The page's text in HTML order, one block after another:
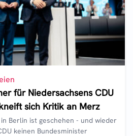
für Niedersachsens CDU
sich Kritik an Merz
Berlin ist geschehen - und wieder
keinen Bundesminister